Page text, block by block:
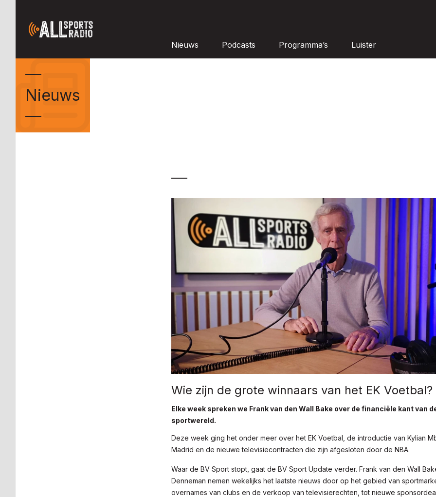
Nieuws Podcasts Programma’s Luister
Nieuws
Wie zijn de grote winnaars van het EK Voetbal?
Elke week spreken we Frank van den Wall Bake over de financiële kant van
sportwereld.
Deze week ging het onder meer over het EK Voetbal, de introductie van Kylian
Madrid en de nieuwe televisiecontracten die zijn afgesloten door de NBA.
Waar de BV Sport stopt, gaat de BV Sport Update verder. Frank van den Wall
Denneman nemen wekelijks het laatste nieuws door op het gebied van
overnames van clubs en de verkoop van televisierechten, tot nieuwe